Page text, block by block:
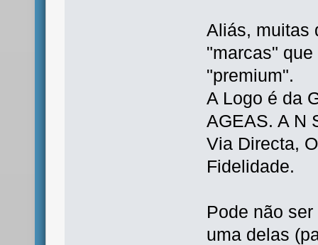
Aliás, muitas
"marcas"
"premium".
A Logo é da
AGEAS. A N
Via Directa,
Fidelidade.
Pode não
uma delas